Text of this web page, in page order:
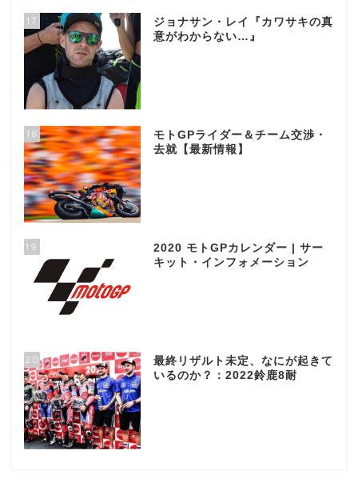
17
ジョナサン・レイ『カワサキの真
意がわからない…』
18
モトGPライダー＆チーム交渉・
去就【最新情報】
19
2020 モトGPカレンダー | サー
キット・インフォメーション
20
最終リザルト未定、なにが起きて
いるのか？：2022鈴鹿8耐